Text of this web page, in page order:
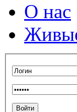
О нас